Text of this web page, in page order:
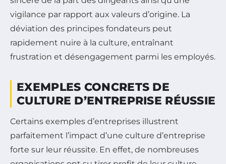
vigilance par rapport aux valeurs d’origine. La
déviation des principes fondateurs peut
rapidement nuire à la culture, entraînant
frustration et désengagement parmi les employés.
EXEMPLES CONCRETS DE
CULTURE D’ENTREPRISE RÉUSSIE
Certains exemples d’entreprises illustrent
parfaitement l’impact d’une culture d’entreprise
forte sur leur réussite. En effet, de nombreuses